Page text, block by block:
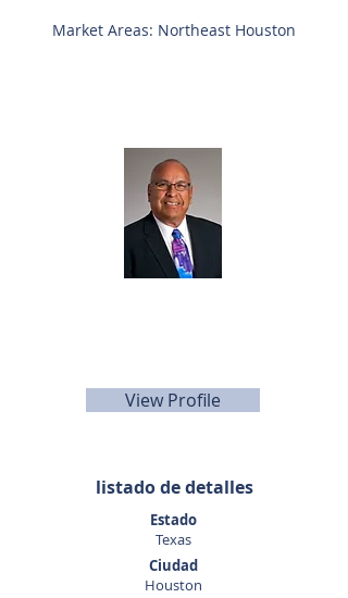
Market Areas: Northeast Houston
View Profile
listado de detalles
Estado
Texas
Ciudad
Houston